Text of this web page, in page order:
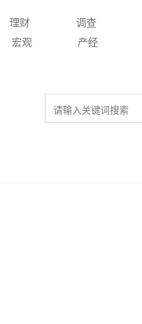
理财 调查
宏观 产经